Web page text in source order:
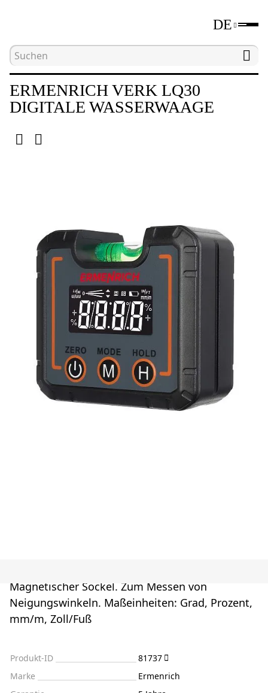
DE
Hauptseite Digitale Wasserwaagen
ERMENRICH VERK LQ30
DIGITALE WASSERWAAGE
Magnetischer Sockel. Zum Messen von
Neigungswinkeln. Maßeinheiten: Grad, Prozent,
mm/m, Zoll/Fuß
Produkt-ID
81737
Marke
Ermenrich